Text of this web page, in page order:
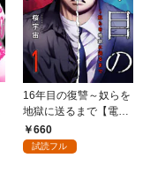
16年目の復讐～奴らを
地獄に送るまで【電子
単行本版】１
660
試読フル